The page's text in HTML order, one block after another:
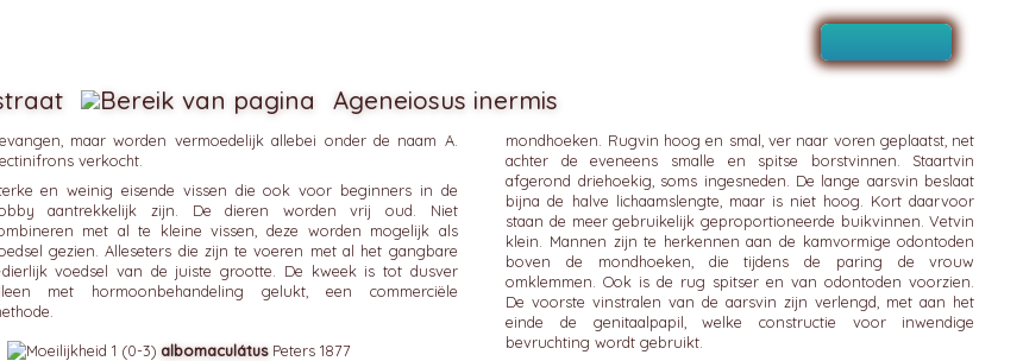
Ageneiosus inermis
maar worden vermoedelijk allebei onder de naam A.
verkocht.
en weinig eisende vissen die ook voor beginners in de
aantrekkelijk zijn. De dieren worden vrij oud. Niet
met al te kleine vissen, deze worden mogelijk als
gezien. Alleseters die zijn te voeren met al het gangbare
dierlijk voedsel van de juiste grootte. De kweek is tot dusver
met hormoonbehandeling gelukt, een commerciële
albomaculátusPeters 1877
mondhoeken. Rugvin hoog en smal, ver naar voren geplaatst, net
achter de eveneens smalle en spitse borstvinnen. Staartvin
afgerond driehoekig, soms ingesneden. De lange aarsvin beslaat
bijna de halve lichaamslengte, maar is niet hoog. Kort daarvoor
staan de meer gebruikelijk geproportioneerde buikvinnen. Vetvin
klein. Mannen zijn te herkennen aan de kamvormige odontoden
boven de mondhoeken, die tijdens de paring de vrouw
omklemmen. Ook is de rug spitser en van odontoden voorzien.
De voorste vinstralen van de aarsvin zijn verlengd, met aan het
einde de genitaalpapil, welke constructie voor inwendige
bevruchting wordt gebruikt.